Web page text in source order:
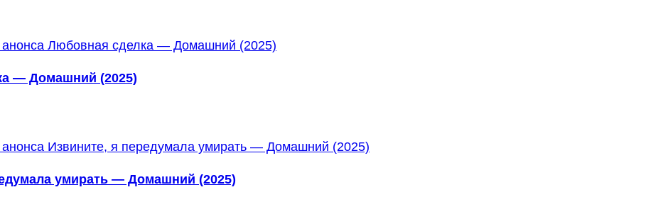
— Домашний (2025)
умирать — Домашний (2025)